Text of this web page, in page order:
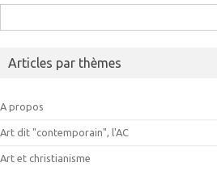
Articles par thèmes
A propos
Art dit "contemporain", l'AC
Art et christianisme